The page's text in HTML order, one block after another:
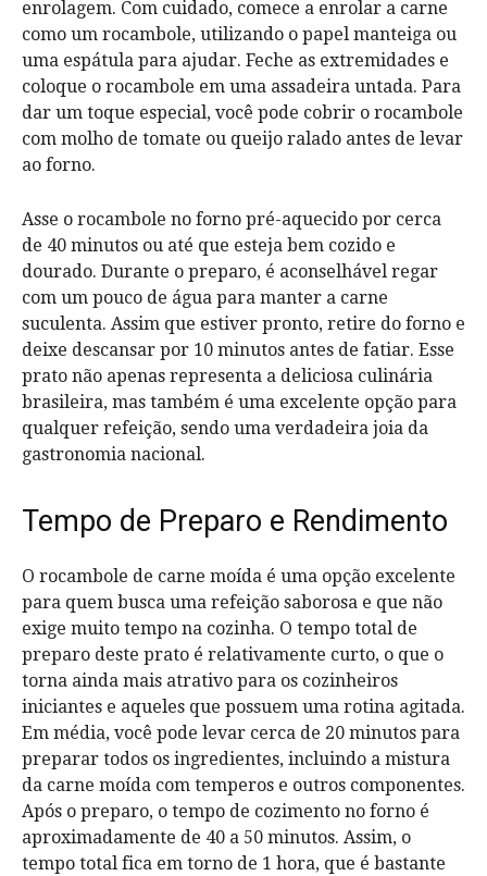
enrolagem. Com cuidado, comece a enrolar a carne
como um rocambole, utilizando o papel manteiga ou
uma espátula para ajudar. Feche as extremidades e
coloque o rocambole em uma assadeira untada. Para
dar um toque especial, você pode cobrir o rocambole
com molho de tomate ou queijo ralado antes de levar
ao forno.
Asse o rocambole no forno pré-aquecido por cerca
de 40 minutos ou até que esteja bem cozido e
dourado. Durante o preparo, é aconselhável regar
com um pouco de água para manter a carne
suculenta. Assim que estiver pronto, retire do forno e
deixe descansar por 10 minutos antes de fatiar. Esse
prato não apenas representa a deliciosa culinária
brasileira, mas também é uma excelente opção para
qualquer refeição, sendo uma verdadeira joia da
gastronomia nacional.
Tempo de Preparo e Rendimento
O rocambole de carne moída é uma opção excelente
para quem busca uma refeição saborosa e que não
exige muito tempo na cozinha. O tempo total de
preparo deste prato é relativamente curto, o que o
torna ainda mais atrativo para os cozinheiros
iniciantes e aqueles que possuem uma rotina agitada.
Em média, você pode levar cerca de 20 minutos para
preparar todos os ingredientes, incluindo a mistura
da carne moída com temperos e outros componentes.
Após o preparo, o tempo de cozimento no forno é
aproximadamente de 40 a 50 minutos. Assim, o
tempo total fica em torno de 1 hora, que é bastante